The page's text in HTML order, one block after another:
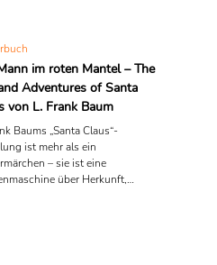
im roten Mantel – The
Adventures of Santa
von L. Frank Baum
Baums „Santa Claus“-
ist mehr als ein
– sie ist eine
über Herkunft,